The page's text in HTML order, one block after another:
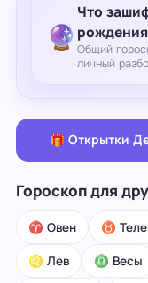
🔮
Что
Общий
личный
🎁 Открытки
Гороскоп для
♈ Овен ♉
♌ Лев ♎ Весы